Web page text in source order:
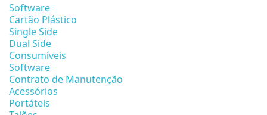
Software
Cartão Plástico
Single Side
Dual Side
Consumíveis
Software
Contrato de Manutenção
Acessórios
Portáteis